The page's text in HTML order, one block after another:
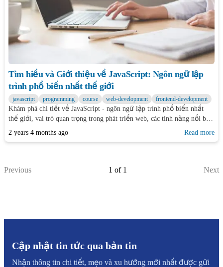
Tìm hiểu và Giới thiệu về JavaScript: Ngôn ngữ lập
trình phổ biến nhất thế giới
javascript programming course web-development frontend-development
Khám phá chi tiết về JavaScript - ngôn ngữ lập trình phổ biến nhất
thế giới, vai trò quan trọng trong phát triển web, các tính năng nổi bật
và cách bắt đầu học JavaScript.
2 years 4 months ago Read more
Previous 1 of 1 Next
Cập nhật tin tức qua bản tin
Nhận thông tin chi tiết, mẹo và xu hướng mới nhất được gửi